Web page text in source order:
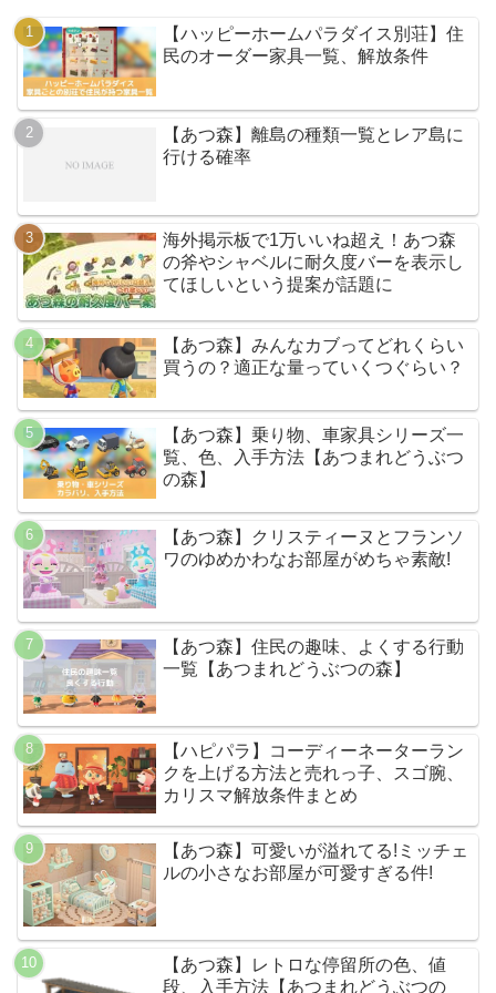
【ハッピーホームパラダイス別荘】住
民のオーダー家具一覧、解放条件
【あつ森】離島の種類一覧とレア島に
行ける確率
海外掲示板で1万いいね超え！あつ森
の斧やシャベルに耐久度バーを表示し
てほしいという提案が話題に
【あつ森】みんなカブってどれくらい
買うの？適正な量っていくつぐらい？
【あつ森】乗り物、車家具シリーズ一
覧、色、入手方法【あつまれどうぶつ
の森】
【あつ森】クリスティーヌとフランソ
ワのゆめかわなお部屋がめちゃ素敵!
【あつ森】住民の趣味、よくする行動
一覧【あつまれどうぶつの森】
【ハピパラ】コーディーネーターラン
クを上げる方法と売れっ子、スゴ腕、
カリスマ解放条件まとめ
【あつ森】可愛いが溢れてる!ミッチェ
ルの小さなお部屋が可愛すぎる件!
【あつ森】レトロな停留所の色、値
段、入手方法【あつまれどうぶつの